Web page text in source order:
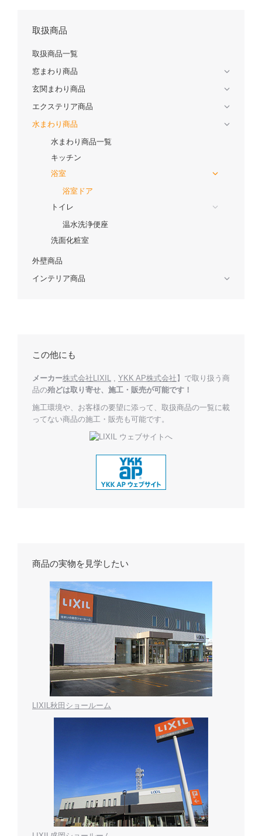
取扱商品
取扱商品一覧
窓まわり商品
玄関まわり商品
エクステリア商品
水まわり商品
水まわり商品一覧
キッチン
浴室
浴室ドア
トイレ
温水洗浄便座
洗面化粧室
外壁商品
インテリア商品
この他にも
メーカー株式会社LIXIL YKK AP株式会社 】で取り扱う商
品の殆どは取り寄せ、施工・販売が可能です！
施工環境や、お客様の要望に添って、取扱商品の一覧に載
ってない商品の施工・販売も可能です。
商品の実物を見学したい
LIXIL秋田ショールーム